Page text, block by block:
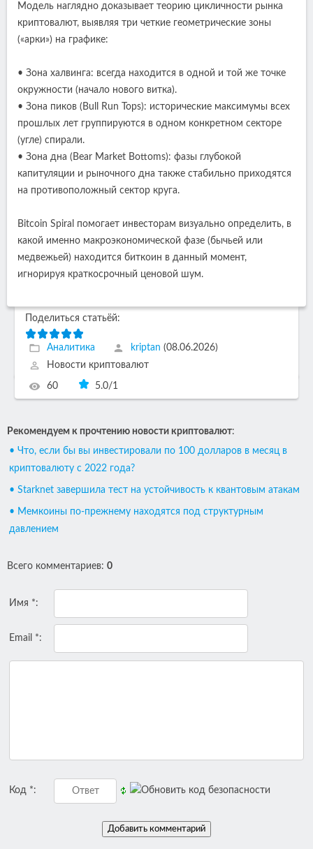
Модель наглядно доказывает теорию цикличности рынка
криптовалют, выявляя три четкие геометрические зоны
(«арки») на графике:
• Зона халвинга: всегда находится в одной и той же точке
окружности (начало нового витка).
• Зона пиков (Bull Run Tops): исторические максимумы всех
прошлых лет группируются в одном конкретном секторе
(угле) спирали.
• Зона дна (Bear Market Bottoms): фазы глубокой
капитуляции и рыночного дна также стабильно приходятся
на противоположный сектор круга.
Bitcoin Spiral помогает инвесторам визуально определить, в
какой именно макроэкономической фазе (бычьей или
медвежьей) находится биткоин в данный момент,
игнорируя краткосрочный ценовой шум.
Поделиться статьёй:
Аналитика kriptan (08.06.2026)
Новости криптовалют
60 5.0/1
Рекомендуем к прочтению новости криптовалют:
• Что, если бы вы инвестировали по 100 долларов в месяц в
криптовалюту с 2022 года?
• Starknet завершила тест на устойчивость к квантовым атакам
• Мемкоины по-прежнему находятся под структурным
давлением
Всего комментариев: 0
Имя *:
Email *:
Код *: